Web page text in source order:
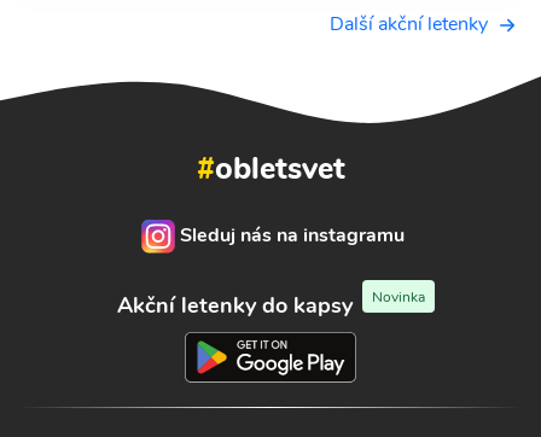
Další akční letenky
#obletsvet
Sleduj nás na instagramu
Akční letenky do kapsy Novinka